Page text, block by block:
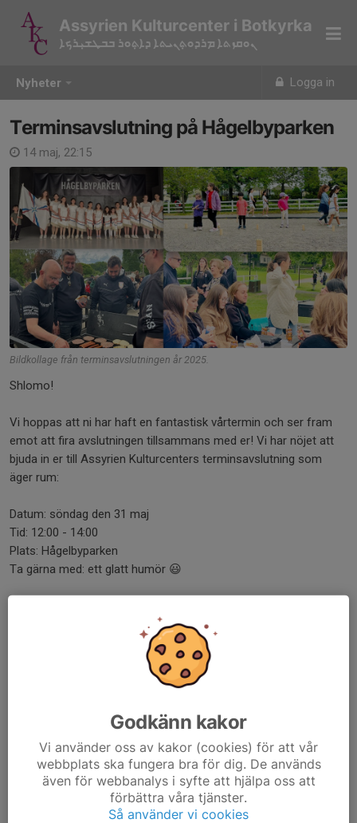
Nyheter Logga in
Assyrien Kulturcenter i Botkyrka
ܢܘܩܙܬܐ ܡܪܕܘܬ݂ܢܝܬܐ ܕܐܬ݂ܘܪ ܒܒܛܫܝ݂ܪܟܐ
Terminsavslutning på Hågelbyparken
14 maj, 22:15
Bildkollage från terminsavslutningen år 2025.
Shlomo!
Vi hoppas att ni har haft en fantastisk vårtermin och ser fram
emot att fira avslutningen tillsammans med er! Vi har nöjet att
bjuda in er till Assyrien Kulturcenters terminsavslutning som
äger rum:
Datum: söndag den 31 maj
Tid: 12:00 - 14:00
Plats: Hågelbyparken
Ta gärna med: ett glatt humör 😃
och korv. Vuxna betalar 70 kr för mat, dryck och fika, medan det
är kostnadsfritt för våra yngre medlemmar under 15 år. Det
kommer att bli en härlig dag fylld med god mat, dans, trevligt
sällskap och vi ser fram emot att se er alla där!
Vänligen anmäl er närvarohäreller i appen, senast den 27 maj
så att vi kan förbereda tillräckligt med mat och dryck.
Shlome o hubo,
Styrelse för Assyrien Kulturcenter i Botkyrka
Godkänn kakor
Vi använder oss av kakor (cookies) för att vår
webbplats ska fungera bra för dig. De används
även för webbanalys i syfte att hjälpa oss att
förbättra våra tjänster.
Så använder vi cookies